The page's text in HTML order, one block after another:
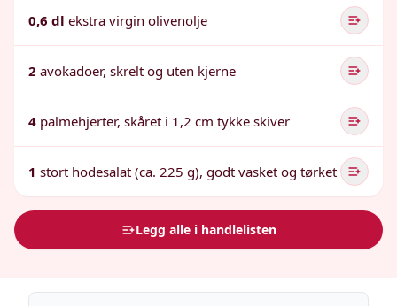
0,6 dl ekstra virgin olivenolje
2 avokadoer, skrelt og uten kjerne
4 palmehjerter, skåret i 1,2 cm tykke skiver
1 stort hodesalat (ca. 225 g), godt vasket og tørket
Legg alle i handlelisten